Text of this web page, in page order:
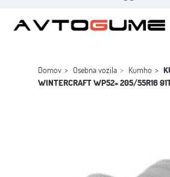
Domov Osebna vozila Kumho
WINTERCRAFT WP52+ 205/55R16